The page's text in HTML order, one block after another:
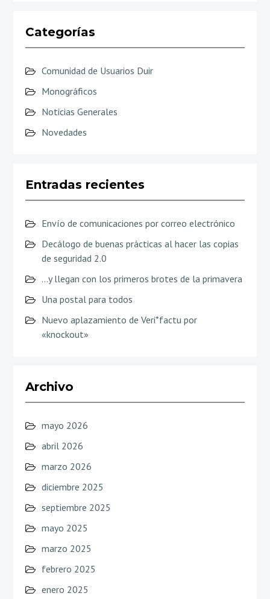
Categorías
Comunidad de Usuarios Duir
Monográficos
Noticias Generales
Novedades
Entradas recientes
Envío de comunicaciones por correo electrónico
Decálogo de buenas prácticas al hacer las copias
de seguridad 2.0
…y llegan con los primeros brotes de la primavera
Una postal para todos
Nuevo aplazamiento de Veri*factu por
«knockout»
Archivo
mayo 2026
abril 2026
marzo 2026
diciembre 2025
septiembre 2025
mayo 2025
marzo 2025
febrero 2025
enero 2025